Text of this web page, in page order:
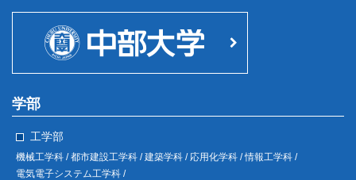
学部
工学部
機械工学科 / 都市建設工学科 / 建築学科 / 応用化学科 / 情報工学科 /
電気電子システム工学科 /